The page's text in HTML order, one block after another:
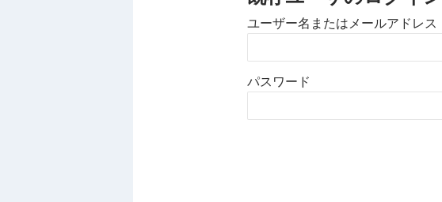
ユーザー名またはメールアドレス
パスワード